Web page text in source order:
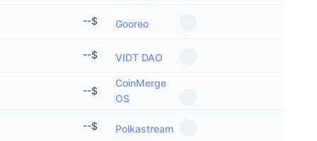
Gooreo
$
--
VIDT DAO
$
--
CoinMerge
OS
$
--
Polkastream
$
--